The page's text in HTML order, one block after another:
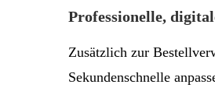
Professionelle,
Zusätzlich zur
Sekundenschnelle